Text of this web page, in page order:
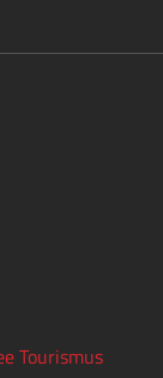
Tourismus